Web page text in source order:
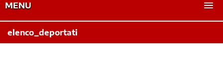
MENU
elenco_deportati